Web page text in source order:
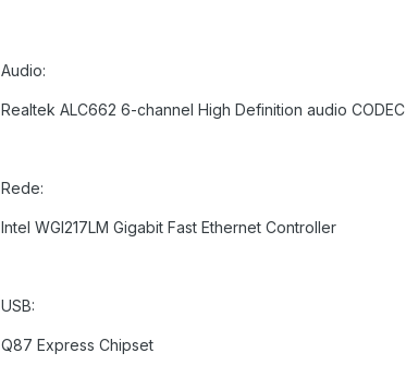
Audio:
Realtek ALC662 6-channel High Definition audio CODEC
Rede:
Intel WGI217LM Gigabit Fast Ethernet Controller
USB:
Q87 Express Chipset